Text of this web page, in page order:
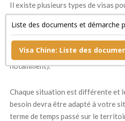
Il existe plusieurs types de visas
d’une part en fonction du temps
nombre d’entrées et sorties que
aussi des raisons pour lesquelles
en Chine (raisons
notamment).
Chaque situation est différente et
besoin devra être adapté à votre
terme de temps passé sur le
Liste des documents et démarche
Visa Chine: Liste des